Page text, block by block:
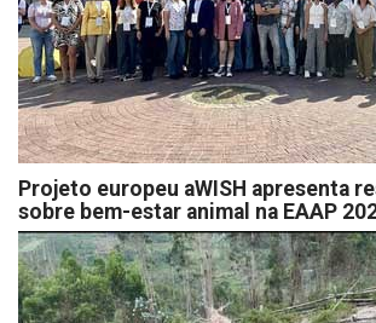
Projeto europeu aWISH apresenta
sobre bem-estar animal na EAAP